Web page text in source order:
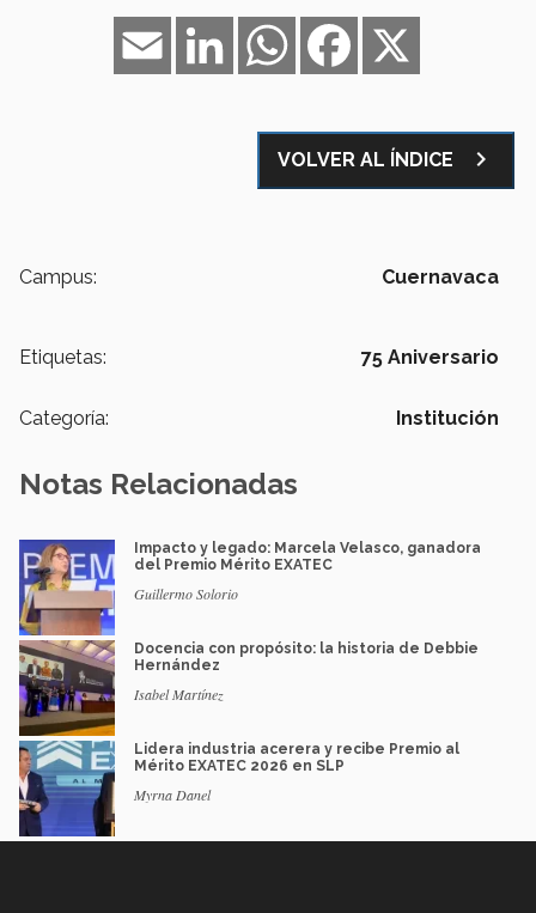
Facebook
WhatsApp
LinkedIn
Email
VOLVER AL ÍNDICE navigate_next
Campus: Cuernavaca
Etiquetas: 75 Aniversario
Categoría: Institución
Notas Relacionadas
Impacto y legado: Marcela Velasco, ganadora
del Premio Mérito EXATEC
Guillermo Solorio
Docencia con propósito: la historia de Debbie
Hernández
Isabel Martínez
Lidera industria acerera y recibe Premio al
Mérito EXATEC 2026 en SLP
Myrna Danel